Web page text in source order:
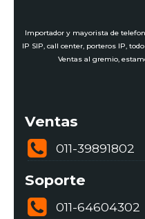
Importador y mayorista de
IP SIP, call center, porteros IP,
Ventas al gremio,
Ventas
011-39891802
Soporte
011-64604302